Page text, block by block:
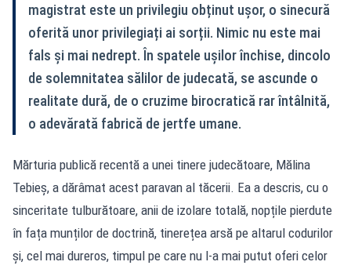
magistrat este un privilegiu obținut ușor, o sinecură
oferită unor privilegiați ai sorții. Nimic nu este mai
fals și mai nedrept. În spatele ușilor închise, dincolo
de solemnitatea sălilor de judecată, se ascunde o
realitate dură, de o cruzime birocratică rar întâlnită,
o adevărată fabrică de jertfe umane.
Mărturia publică recentă a unei tinere judecătoare, Mălina
Tebieș, a dărâmat acest paravan al tăcerii. Ea a descris, cu o
sinceritate tulburătoare, anii de izolare totală, nopțile pierdute
în fața munților de doctrină, tinerețea arsă pe altarul codurilor
și, cel mai dureros, timpul pe care nu l-a mai putut oferi celor